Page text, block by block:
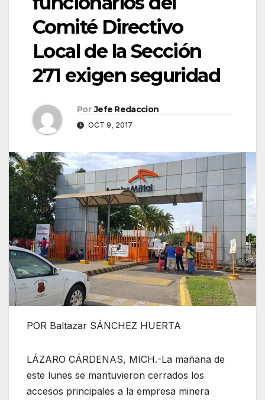
Comité Directivo
Local de la Sección
271 exigen seguridad
Por Jefe Redaccion
OCT 9, 2017
POR Baltazar SÁNCHEZ HUERTA
LÁZARO CÁRDENAS, MICH.-La mañana de
este lunes se mantuvieron cerrados los
accesos principales a la empresa minera